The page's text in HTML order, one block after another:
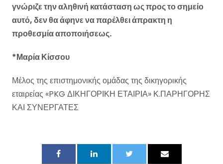
γνώριζε την αληθινή κατάσταση ως προς το σημείο
αυτό, δεν θα άφηνε να παρέλθει άπρακτη η
προθεσμία αποποιήσεως.
*Μαρία Κίσσου
Μέλος της επιστημονικής ομάδας της δικηγορικής
εταιρείας «PKG ΔΙΚΗΓΟΡΙΚΗ ΕΤΑΙΡΙΑ» Κ.ΠΑΡΗΓΟΡΗΣ
ΚΑΙ ΣΥΝΕΡΓΑΤΕΣ